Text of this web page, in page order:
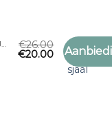
Toevoegen
ZWARTE DUNNE SJAAL €26.00
€20.00
zwarte
sjaal